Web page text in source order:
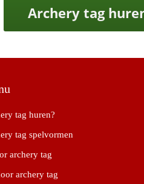
Archery tag
tag huren?
tag spelvormen
archery tag
archery tag